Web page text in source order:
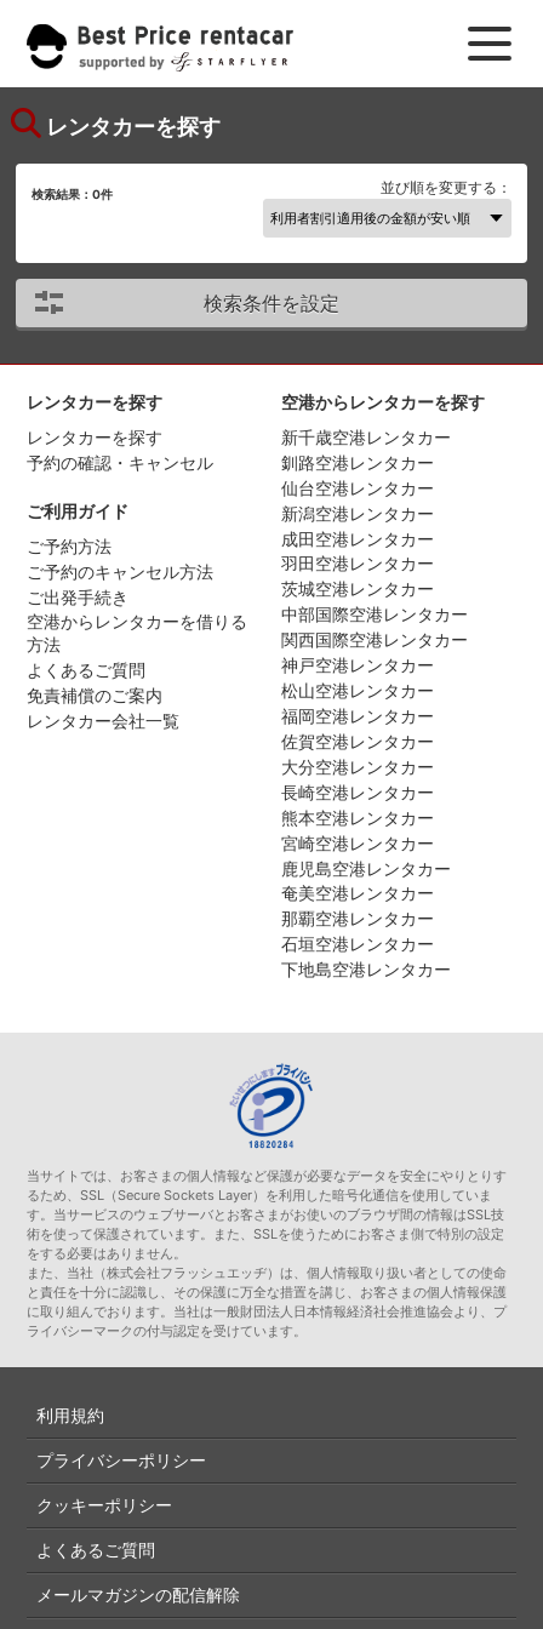
レンタカーを探す
検索結果：0件 並び順を変更する：
検索条件を設定
レンタカーを探す
レンタカーを探す
予約の確認・キャンセル
ご利用ガイド
ご予約方法
ご予約のキャンセル方法
ご出発手続き
空港からレンタカーを借りる
方法
よくあるご質問
免責補償のご案内
レンタカー会社一覧
空港からレンタカーを探す
新千歳空港レンタカー
釧路空港レンタカー
仙台空港レンタカー
新潟空港レンタカー
成田空港レンタカー
羽田空港レンタカー
茨城空港レンタカー
中部国際空港レンタカー
関西国際空港レンタカー
神戸空港レンタカー
松山空港レンタカー
福岡空港レンタカー
佐賀空港レンタカー
大分空港レンタカー
長崎空港レンタカー
熊本空港レンタカー
宮崎空港レンタカー
鹿児島空港レンタカー
奄美空港レンタカー
那覇空港レンタカー
石垣空港レンタカー
下地島空港レンタカー
当サイトでは、お客さまの個人情報など保護が必要なデータを安全にやりとりす
るため、SSL（Secure Sockets Layer）を利用した暗号化通信を使用していま
す。当サービスのウェブサーバとお客さまがお使いのブラウザ間の情報はSSL技
術を使って保護されています。また、SSLを使うためにお客さま側で特別の設定
をする必要はありません。
また、当社（株式会社フラッシュエッヂ）は、個人情報取り扱い者としての使命
と責任を十分に認識し、その保護に万全な措置を講じ、お客さまの個人情報保護
に取り組んでおります。当社は一般財団法人日本情報経済社会推進協会より、プ
ライバシーマークの付与認定を受けています。
利用規約
プライバシーポリシー
クッキーポリシー
よくあるご質問
メールマガジンの配信解除